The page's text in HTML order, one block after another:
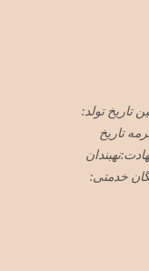
تاریخ تولد:
تاریخ
محل شهادت:نهبندان
خدمتی: